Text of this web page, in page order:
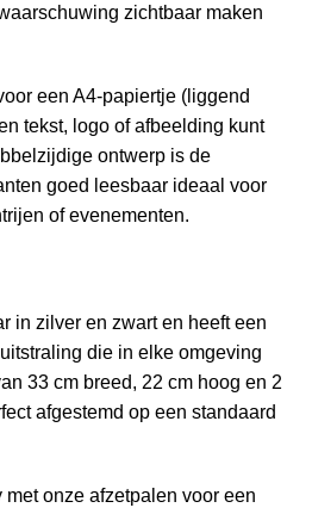
zichtbaar maken
een A4-papiertje (liggend
tekst, logo of afbeelding kunt
ontwerp is de
goed leesbaar ideaal voor
of evenementen.
in zilver en zwart en heeft een
die in elke omgeving
33 cm breed, 22 cm hoog en 2
afgestemd op een standaard
onze afzetpalen voor een